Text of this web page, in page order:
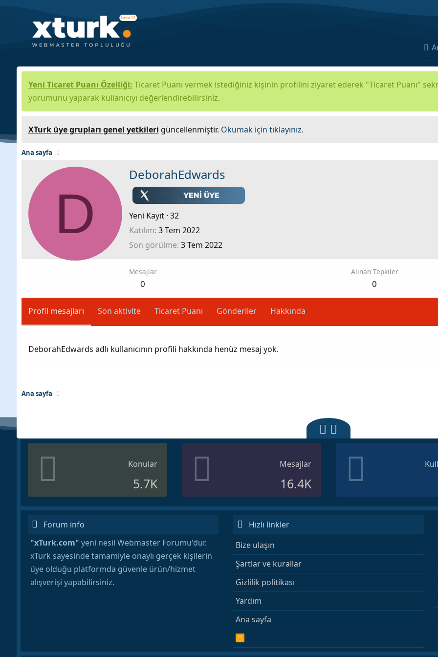
Yeni Ticaret Puanı Özelliği: Ticaret Puanı vermek istediğiniz kişinin profilini ziyaret ederek "Ticaret Puanı"
yorumunu yaparak kullanıcıyı değerlendirebilirsiniz.
XTurk üye grupları genel yetkileri güncellenmiştir. Okumak için tıklayınız.
Ana sayfa
D
DeborahEdwards
Yeni Kayıt · 32
Katılım 3 Tem 2022
Son görülme 3 Tem 2022
Mesajlar
0
Alınan Tepkiler
0
Profil mesajları Son aktivite Ticaret Puanı Gönderiler Hakkında
DeborahEdwards adlı kullanıcının profili hakkında henüz mesaj yok.
Ana sayfa
Konular
5.7K
Mesajlar
16.4K
Forum info
"xTurk.com" yeni nesil Webmaster Forumu'dur.
xTurk sayesinde tamamiyle onaylı gerçek kişilerin
üye olduğu platformda güvenle ürün/hizmet
alışverişi yapabilirsiniz.
Hızlı linkler
Bize ulaşın
Şartlar ve kurallar
Gizlilik politikası
Yardım
Ana sayfa
R
S
S